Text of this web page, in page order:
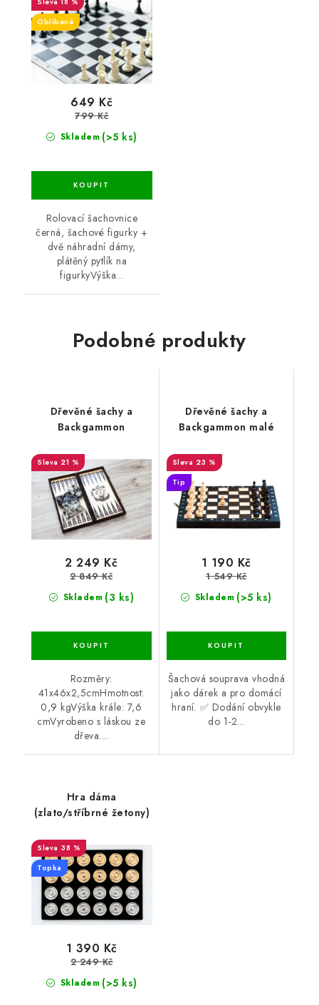
Oblíbené
Skladem (>5 ks)
649 Kč
799 Kč
Rolovací šachovnice
černá, šachové figurky +
dvě náhradní dámy,
plátěný pytlík na
figurkyVýška...
Podobné produkty
Dřevěné šachy a
Backgammon
21 %
Skladem (3 ks)
2 249 Kč
2 849 Kč
Rozměry:
41x46x2,5cmHmotnost:
0,9 kgVýška krále: 7,6
cmVyrobeno s láskou ze
dřeva....
Dřevěné šachy a
Backgammon malé
23 %
Tip
Skladem (>5 ks)
1 190 Kč
1 549 Kč
Šachová souprava vhodná
jako dárek a pro domácí
hraní. ✅ Dodání obvykle
do 1-2...
Hra dáma
(zlato/stříbrné žetony)
38 %
Topka
Skladem (>5 ks)
1 390 Kč
2 249 Kč